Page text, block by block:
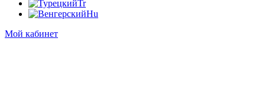
Tr
Hu
Мой кабинет